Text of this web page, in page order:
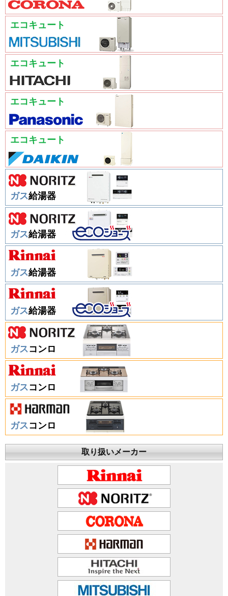
エコキュート
エコキュート
エコキュート
エコキュート
ガス給湯器
ガス給湯器
ガス給湯器
ガス給湯器
ガスコンロ
ガスコンロ
ガスコンロ
取り扱いメーカー